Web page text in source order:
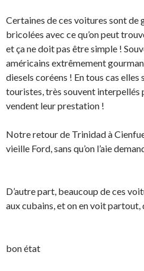
Certaines de ces voitures sont de
bricolées avec ce qu’on peut
et ça ne doit pas être simple !
américains extrêmement
diesels coréens ! En tous cas elles
touristes, très souvent interpellés
vendent leur prestation !
Notre retour de Trinidad à
vieille Ford, sans qu’on l’aie
D’autre part, beaucoup de ces
aux cubains, et on en voit
bon état